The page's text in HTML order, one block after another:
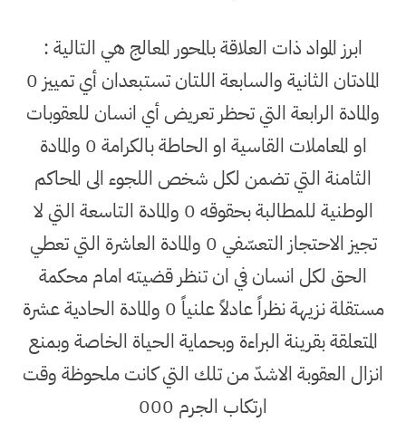
ابرز المواد ذات العلاقة بالمحور المعالج هي التالية :
المادتان الثانية والسابعة اللتان تستبعدان أي تمييز 0
والمادة الرابعة التي تحظر تعريض أي انسان للعقوبات
او المعاملات القاسية او الحاطة بالكرامة 0 والمادة
الثامنة التي تضمن لكل شخص اللجوء الى المحاكم
الوطنية للمطالبة بحقوقه 0 والمادة التاسعة التي لا
تجيز الاحتجاز التعسّفي 0 والمادة العاشرة التي تعطي
الحق لكل انسان في ان تنظر قضيته امام محكمة
مستقلة نزيهة نظراً عادلاً علنياً 0 والمادة الحادية عشرة
المتعلقة بقرينة البراءة وبحماية الحياة الخاصة وبمنع
انزال العقوبة الاشدّ من تلك التي كانت ملحوظة وقت
ارتكاب الجرم 000